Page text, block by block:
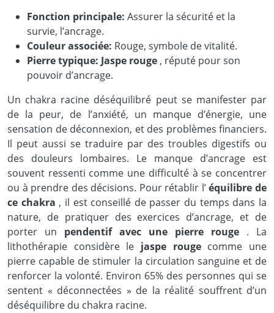
Fonction principale: Assurer la sécurité et la
survie, l’ancrage.
Couleur associée: Rouge, symbole de vitalité.
Pierre typique: Jaspe rouge , réputé pour son
pouvoir d’ancrage.
Un chakra racine déséquilibré peut se manifester par
de la peur, de l’anxiété, un manque d’énergie, une
sensation de déconnexion, et des problèmes financiers.
Il peut aussi se traduire par des troubles digestifs ou
des douleurs lombaires. Le manque d’ancrage est
souvent ressenti comme une difficulté à se concentrer
ou à prendre des décisions. Pour rétablir l’équilibre de
ce chakra , il est conseillé de passer du temps dans la
nature, de pratiquer des exercices d’ancrage, et de
porter un pendentif avec une pierre rouge . La
lithothérapie considère le jaspe rouge comme une
pierre capable de stimuler la circulation sanguine et de
renforcer la volonté. Environ 65% des personnes qui se
sentent « déconnectées » de la réalité souffrent d’un
déséquilibre du chakra racine.